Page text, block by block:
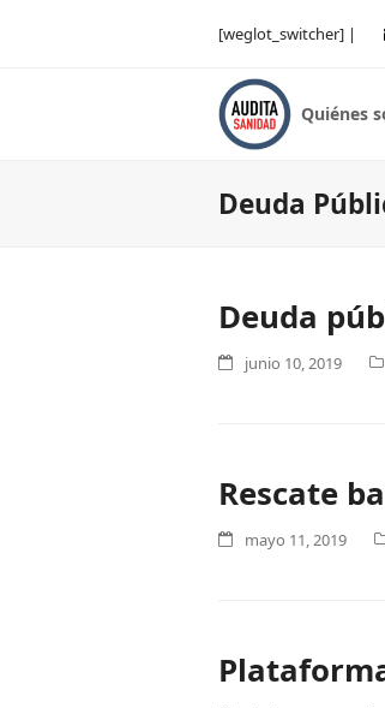
[weglot_switcher] |
Quiénes
Deuda
Deuda
junio 10, 2019
Rescate
mayo 11, 2019